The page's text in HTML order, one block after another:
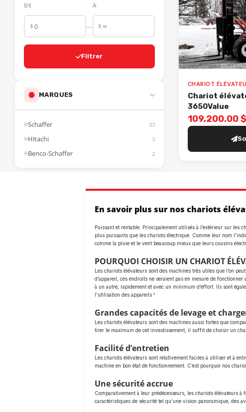
DE
$ —
À
$
Filtrer
MARQUES
Schaffer 33
Hitachi 3
Benco-Schaffer 2
Chariot
3650Value
109,200.00 $
En savoir plus sur nos chariots
Puissant et rentable. Principalement utilisés à l’extérieur sur les
plus puissants que les chariots électrique. Comme leur nom
comme la pluie et le vent beaucoup mieux que leurs cousins
POURQUOI CHOISIR UN CHARIOT
Les chariots élévateurs sont des machines très utiles que l’on
d’appareil, ces endroits ne seraient pas en mesure de
à un autre, rapidement et avec un minimum d’effort. Ils sont
l’utilisation des appareils !
Grandes capacités de levage et
Les chariots élévateurs sont des machines aussi fortes que
tirer le maximum de cet investissement, il suffit de choisir un
Facilité d’entretien
Les chariots élévateurs sont relativement faciles à utiliser et à
machine en bon état de fonctionnement. C’est pourquoi nos
Une sécurité accrue
Comparativement à leur prédécesseurs, les chariots élévateurs
caractéristiques de sécurité tel qu’une vision panoramique, des